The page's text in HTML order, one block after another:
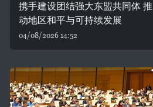
携手建设团结强大东盟共同体 推
动地区和平与可持续发展
04/08/2026 14:52